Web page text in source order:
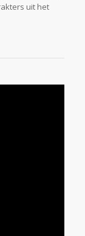
uit het